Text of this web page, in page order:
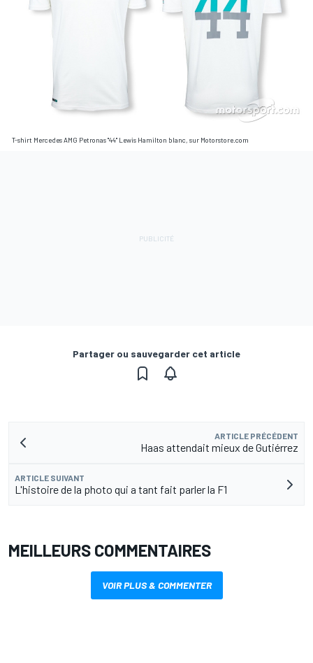
T-shirt Mercedes AMG Petronas "44" Lewis Hamilton blanc, sur Motorstore.com
Partager ou sauvegarder cet article
ARTICLE PRÉCÉDENT
Haas attendait mieux de Gutiérrez
ARTICLE SUIVANT
L'histoire de la photo qui a tant fait parler la F1
MEILLEURS COMMENTAIRES
VOIR PLUS & COMMENTER